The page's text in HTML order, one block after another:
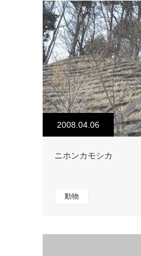
2008.04.06
ニホンカモシカ
動物